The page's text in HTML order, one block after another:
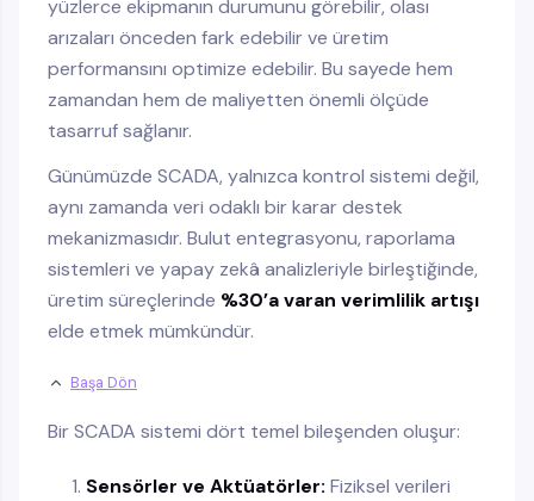
yüzlerce ekipmanın durumunu görebilir, olası
arızaları önceden fark edebilir ve üretim
performansını optimize edebilir. Bu sayede hem
zamandan hem de maliyetten önemli ölçüde
tasarruf sağlanır.
Günümüzde SCADA, yalnızca kontrol sistemi değil,
aynı zamanda veri odaklı bir karar destek
mekanizmasıdır. Bulut entegrasyonu, raporlama
sistemleri ve yapay zekâ analizleriyle birleştiğinde,
üretim süreçlerinde %30’a varan verimlilik artışı
elde etmek mümkündür.
Başa Dön
Bir SCADA sistemi dört temel bileşenden oluşur:
Sensörler ve Aktüatörler: Fiziksel verileri